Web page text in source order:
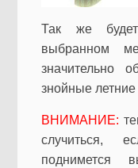
Так же
выбранном
значительно
знойные летние
ВНИМАНИЕ:
случиться,